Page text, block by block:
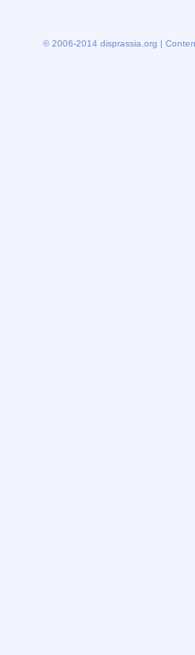
© 2006-2014 disprassia.org |